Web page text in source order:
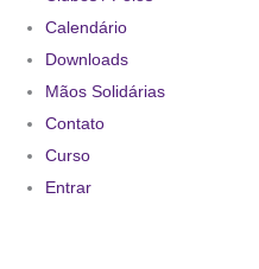
Calendário
Downloads
Mãos Solidárias
Contato
Curso
Entrar